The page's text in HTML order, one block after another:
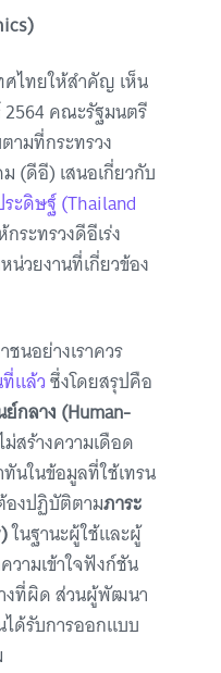
ศไทยให้สำคัญ เห็น
คณะรัฐมนตรี
ามที่กระทรวง
(ดีอี) เสนอเกี่ยวกับ
ะดิษฐ์ (Thailand
ระทรวงดีอีเร่ง
น่วยงานที่เกี่ยวข้อง
ชนอย่างเราควร
แล้วซึ่งโดยสรุปคือ
กลาง (Human-
ม่สร้างความเดือด
นในข้อมูลที่ใช้เทรน
องปฏิบัติตามภาระ
ในฐานะผู้ใช้และผู้
ามเข้าใจฟังก์ชัน
างที่ผิด ส่วนผู้พัฒนา
ด้รับการออกแบบ